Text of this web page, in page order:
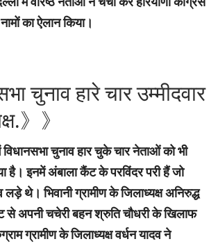
का ऐलान किया।
चुनाव हारे चार उम्मीदवार
》》
विधानसभा चुनाव हार चुके चार नेताओं को भी
है। इनमें अंबाला कैंट के परविंदर परी हैं जो
थे। भिवानी ग्रामीण के जिलाध्यक्ष अनिरुद्ध
से अपनी चचेरी बहन श्रुति चौधरी के खिलाफ
ग्रामीण के जिलाध्यक्ष वर्धन यादव ने